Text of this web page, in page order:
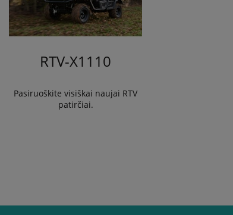
RTV-X1110
Pasiruoškite visiškai naujai RTV
patirčiai.